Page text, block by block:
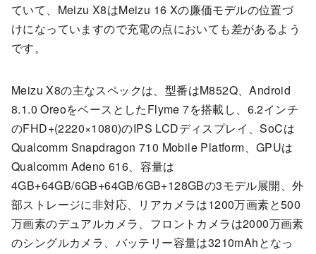
ていて、Meizu X8はMeizu 16 Xの廉価モデルの位置づ
けになっていますので充電の点においても差があるよう
です。
Meizu X8の主なスペックは、型番はM852Q、Android
8.1.0 OreoをベースとしたFlyme 7を搭載し、6.2インチ
のFHD+(2220×1080)のIPS LCDディスプレイ、SoCは
Qualcomm Snapdragon 710 Mobile Platform、GPUは
Qualcomm Adeno 616、容量は
4GB+64GB/6GB+64GB/6GB+128GBの3モデル展開、外
部ストレージに非対応、リアカメラは1200万画素と500
万画素のデュアルカメラ、フロントカメラは2000万画素
のシングルカメラ、バッテリー容量は3210mAhとなっ